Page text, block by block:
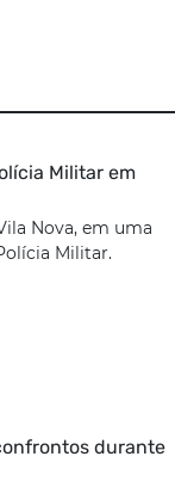
Militar em
Nova, em uma
Militar.
durante